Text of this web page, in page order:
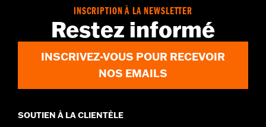
INSCRIPTION À LA NEWSLETTER
Restez informé
INSCRIVEZ-VOUS POUR RECEVOIR
NOS EMAILS
SOUTIEN À LA CLIENTÈLE